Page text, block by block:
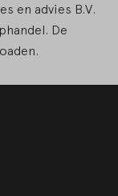
en advies B.V.
De